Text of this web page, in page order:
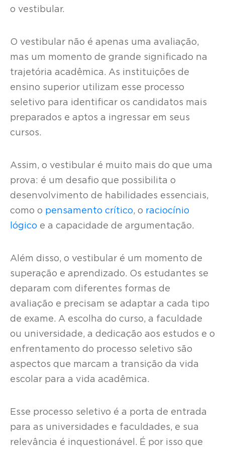
o vestibular.
O vestibular não é apenas uma avaliação,
mas um momento de grande significado na
trajetória acadêmica. As instituições de
ensino superior utilizam esse processo
seletivo para identificar os candidatos mais
preparados e aptos a ingressar em seus
cursos.
Assim, o vestibular é muito mais do que uma
prova: é um desafio que possibilita o
desenvolvimento de habilidades essenciais,
como o pensamento crítico, o raciocínio
lógico e a capacidade de argumentação.
Além disso, o vestibular é um momento de
superação e aprendizado. Os estudantes se
deparam com diferentes formas de
avaliação e precisam se adaptar a cada tipo
de exame. A escolha do curso, a faculdade
ou universidade, a dedicação aos estudos e o
enfrentamento do processo seletivo são
aspectos que marcam a transição da vida
escolar para a vida acadêmica.
Esse processo seletivo é a porta de entrada
para as universidades e faculdades, e sua
relevância é inquestionável. É por isso que